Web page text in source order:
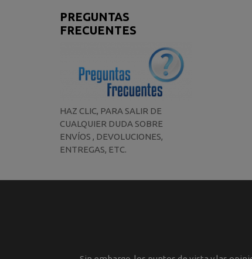
PREGUNTAS
FRECUENTES
HAZ CLIC, PARA SALIR DE
CUALQUIER DUDA SOBRE
ENVÍOS , DEVOLUCIONES,
ENTREGAS, ETC.